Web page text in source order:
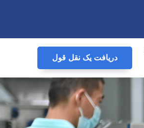
دریافت یک نقل قول